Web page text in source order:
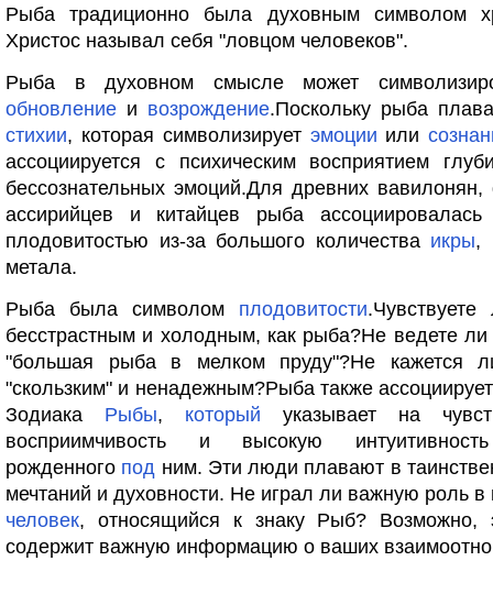
Рыба традиционно была духовным символом
Христос называл себя "ловцом человеков".
Рыба в духовном смысле может
обновление и возрождение.Поскольку рыба
стихии, которая символизирует эмоции или
ассоциируется с психическим восприятием
бессознательных эмоций.Для древних вавилонян,
ассирийцев и китайцев рыба
плодовитостью из-за большого количества икры,
метала.
Рыба была символом плодовитости
бесстрастным и холодным, как рыба?Не ведете ли
"большая рыба в мелком пруду"?Не кажется
"скользким" и ненадежным?Рыба также
Зодиака Рыбы, который указывает на
восприимчивость и высокую
рожденного под ним. Эти люди плавают в
мечтаний и духовности. Не играл ли важную роль
человек, относящийся к знаку Рыб? Возможно,
содержит важную информацию о ваших